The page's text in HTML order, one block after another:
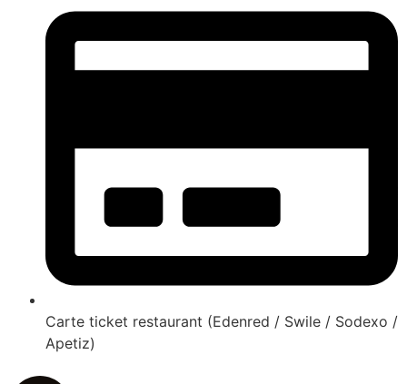
Carte ticket restaurant (Edenred / Swile / Sodexo /
Apetiz)